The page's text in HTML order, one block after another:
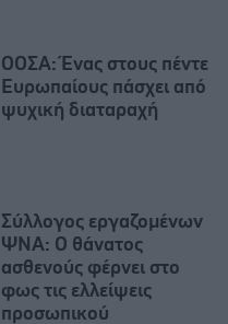
ΟΟΣΑ: Ένας στους πέντε
Ευρωπαίους πάσχει από
ψυχική διαταραχή
Σύλλογος εργαζομένων
ΨΝΑ: Ο θάνατος
ασθενούς φέρνει στο
φως τις ελλείψεις
προσωπικού